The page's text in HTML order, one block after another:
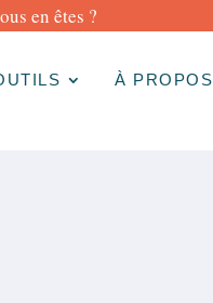
À PROPOS
en êtes ?
en êtes ?
en êtes ?